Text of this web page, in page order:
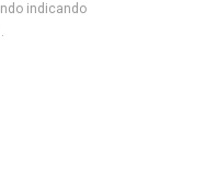
indicando